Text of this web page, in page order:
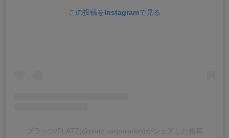
この投稿をInstagramで見る
プラッツ/PLATZ(@platz.corporation)がシェアした投稿